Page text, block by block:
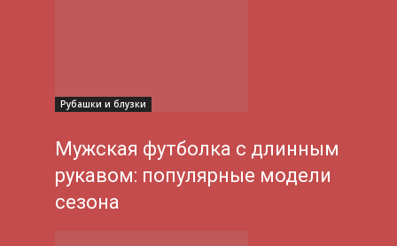
Рубашки и блузки
Мужская футболка с длинным
рукавом: популярные модели
сезона